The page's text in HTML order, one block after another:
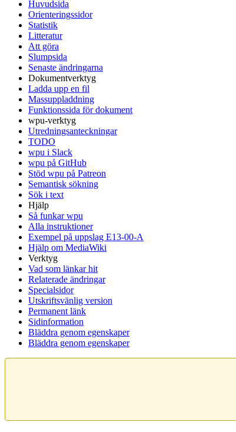
Huvudsida
Orienteringssidor
Statistik
Litteratur
Att göra
Slumpsida
Senaste ändringarna
Dokumentverktyg
Ladda upp en fil
Massuppladdning
Funktionssida för dokument
wpu-verktyg
Utredningsanteckningar
TODO
wpu i Slack
wpu på GitHub
Stöd wpu på Patreon
Semantisk sökning
Sök i text
Hjälp
Så funkar wpu
Alla instruktioner
Exempel på uppslag E13-00-A
Hjälp om MediaWiki
Verktyg
Vad som länkar hit
Relaterade ändringar
Specialsidor
Utskriftsvänlig version
Permanent länk
Sidinformation
Bläddra genom egenskaper
Bläddra genom egenskaper